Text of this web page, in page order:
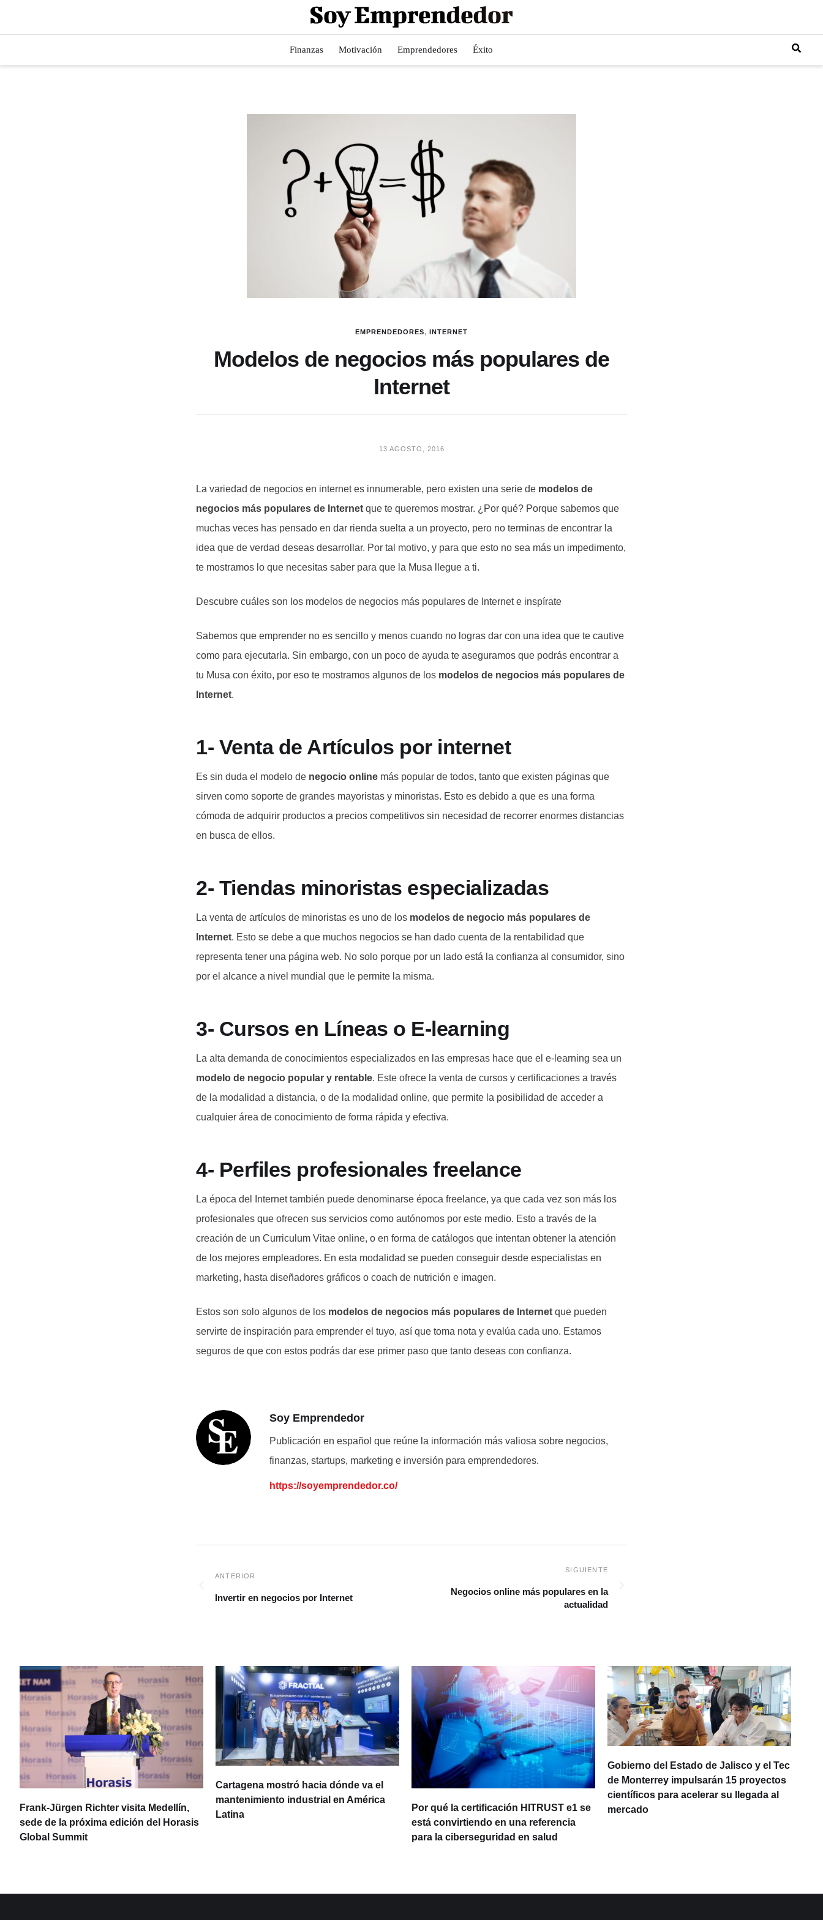
Finanzas Motivación Emprendedores Éxito
EMPRENDEDORES, INTERNET
Modelos de negocios más populares de
Internet
13 AGOSTO, 2016
La variedad de negocios en internet es innumerable, pero existen una serie de modelos de
negocios más populares de Internet que te queremos mostrar. ¿Por qué? Porque sabemos que
muchas veces has pensado en dar rienda suelta a un proyecto, pero no terminas de encontrar la
idea que de verdad deseas desarrollar. Por tal motivo, y para que esto no sea más un impedimento,
te mostramos lo que necesitas saber para que la Musa llegue a ti.
Descubre cuáles son los modelos de negocios más populares de Internet e inspírate
Sabemos que emprender no es sencillo y menos cuando no logras dar con una idea que te cautive
como para ejecutarla. Sin embargo, con un poco de ayuda te aseguramos que podrás encontrar a
tu Musa con éxito, por eso te mostramos algunos de los modelos de negocios más populares de
Internet.
1- Venta de Artículos por internet
Es sin duda el modelo de negocio online más popular de todos, tanto que existen páginas que
sirven como soporte de grandes mayoristas y minoristas. Esto es debido a que es una forma
cómoda de adquirir productos a precios competitivos sin necesidad de recorrer enormes distancias
en busca de ellos.
2- Tiendas minoristas especializadas
La venta de artículos de minoristas es uno de los modelos de negocio más populares de
Internet. Esto se debe a que muchos negocios se han dado cuenta de la rentabilidad que
representa tener una página web. No solo porque por un lado está la confianza al consumidor, sino
por el alcance a nivel mundial que le permite la misma.
3- Cursos en Líneas o E-learning
La alta demanda de conocimientos especializados en las empresas hace que el e-learning sea un
modelo de negocio popular y rentable. Este ofrece la venta de cursos y certificaciones a través
de la modalidad a distancia, o de la modalidad online, que permite la posibilidad de acceder a
cualquier área de conocimiento de forma rápida y efectiva.
4- Perfiles profesionales freelance
La época del Internet también puede denominarse época freelance, ya que cada vez son más los
profesionales que ofrecen sus servicios como autónomos por este medio. Esto a través de la
creación de un Curriculum Vitae online, o en forma de catálogos que intentan obtener la atención
de los mejores empleadores. En esta modalidad se pueden conseguir desde especialistas en
marketing, hasta diseñadores gráficos o coach de nutrición e imagen.
Estos son solo algunos de los modelos de negocios más populares de Internet que pueden
servirte de inspiración para emprender el tuyo, así que toma nota y evalúa cada uno. Estamos
seguros de que con estos podrás dar ese primer paso que tanto deseas con confianza.
Soy Emprendedor
Publicación en español que reúne la información más valiosa sobre negocios,
finanzas, startups, marketing e inversión para emprendedores.
https://soyemprendedor.co/
Invertir en negocios por Internet
Negocios online más populares en la
actualidad
Frank-Jürgen Richter visita Medellín,
sede de la próxima edición del Horasis
Global Summit
Cartagena mostró hacia dónde va el
mantenimiento industrial en América
Latina
Por qué la certificación HITRUST e1 se
está convirtiendo en una referencia
para la ciberseguridad en salud
Gobierno del Estado de Jalisco y el Tec
de Monterrey impulsarán 15 proyectos
científicos para acelerar su llegada al
mercado